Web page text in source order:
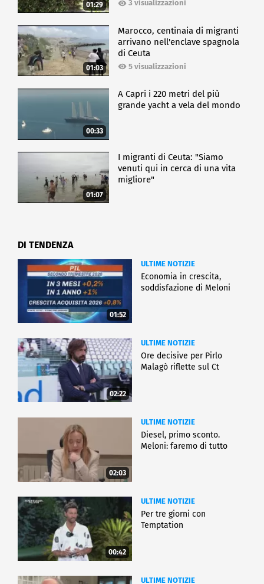
01:29 3 visualizzazioni
01:03
Marocco, centinaia di migranti
arrivano nell'enclave spagnola
di Ceuta
5 visualizzazioni
00:33
A Capri i 220 metri del più
grande yacht a vela del mondo
01:07
I migranti di Ceuta: "Siamo
venuti qui in cerca di una vita
migliore"
DI TENDENZA
01:52
ULTIME NOTIZIE
Economia in crescita,
soddisfazione di Meloni
02:22
ULTIME NOTIZIE
Ore decisive per Pirlo
Malagò riflette sul Ct
02:03
ULTIME NOTIZIE
Diesel, primo sconto.
Meloni: faremo di tutto
00:42
ULTIME NOTIZIE
Per tre giorni con
Temptation
ULTIME NOTIZIE